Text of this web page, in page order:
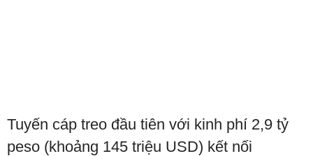
Tuyến cáp treo đầu tiên với kinh phí 2,9 tỷ
peso (khoảng 145 triệu USD) kết nối